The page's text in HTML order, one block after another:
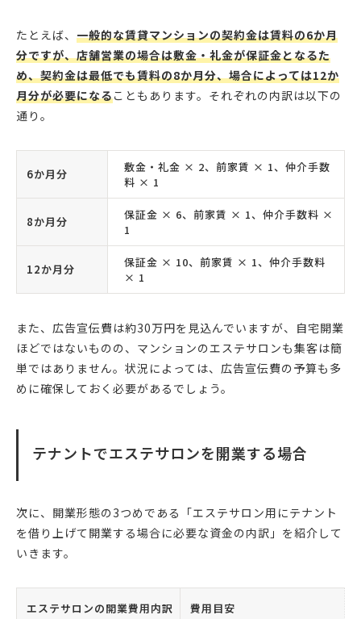
たとえば、 一般的な賃貸マンションの契約金は賃料の6か月
分ですが、店舗営業の場合は敷金・礼金が保証金となるた
め、契約金は最低でも賃料の8か月分、場合によっては12か
月分が必要になることもあります。それぞれの内訳は以下の
通り。
6か月分
敷金・礼金 × 2、前家賃 × 1、仲介手数
料 × 1
8か月分
保証金 × 6、前家賃 × 1、仲介手数料 ×
1
12か月分
保証金 × 10、前家賃 × 1、仲介手数料
× 1
また、広告宣伝費は約30万円を見込んでいますが、自宅開業
ほどではないものの、マンションのエステサロンも集客は簡
単ではありません。状況によっては、広告宣伝費の予算も多
めに確保しておく必要があるでしょう。
テナントでエステサロンを開業する場合
次に、開業形態の3つめである「エステサロン用にテナント
を借り上げて開業する場合に必要な資金の内訳」を紹介して
いきます。
エステサロンの開業費用内訳 費用目安